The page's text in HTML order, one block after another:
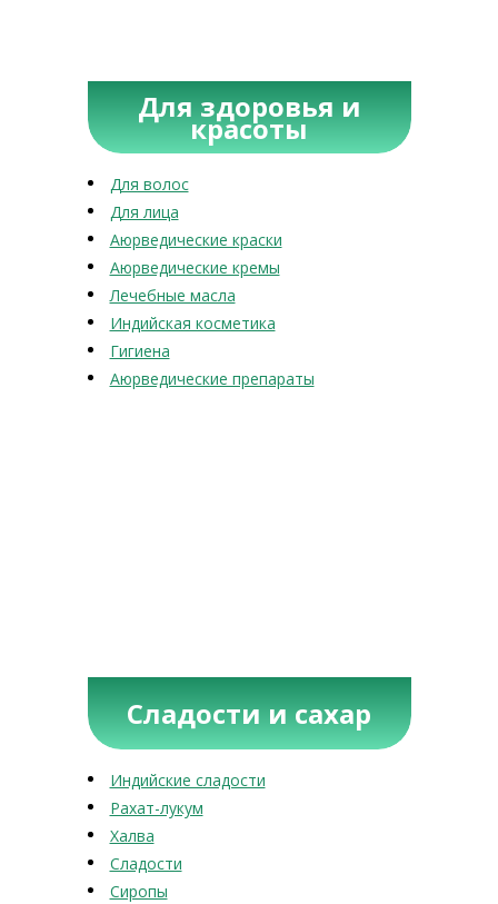
Для здоровья и
красоты
Для волос
Для лица
Аюрведические краски
Аюрведические кремы
Лечебные масла
Индийская косметика
Гигиена
Аюрведические препараты
Сладости и сахар
Индийские сладости
Рахат-лукум
Халва
Сладости
Сиропы